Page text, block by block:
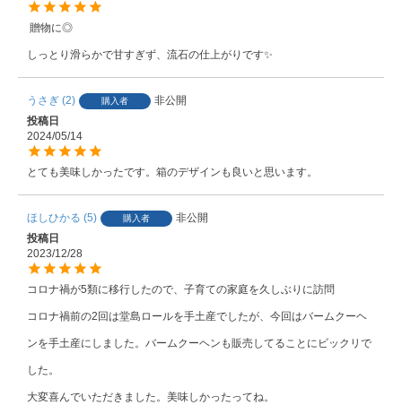
しっとり滑らかで甘すぎず、流石の仕上がりです✨
うさぎ 2 購入者
非公開
投稿日
2024/05/14
とても美味しかったです。箱のデザインも良いと思います。
ほしひかる 5 購入者
非公開
投稿日
2023/12/28
コロナ禍が5類に移行したので、子育ての家庭を久しぶりに訪問
コロナ禍前の2回は堂島ロールを手土産でしたが、今回はバームクーヘ
ンを手土産にしました。バームクーヘンも販売してることにビックリで
した。